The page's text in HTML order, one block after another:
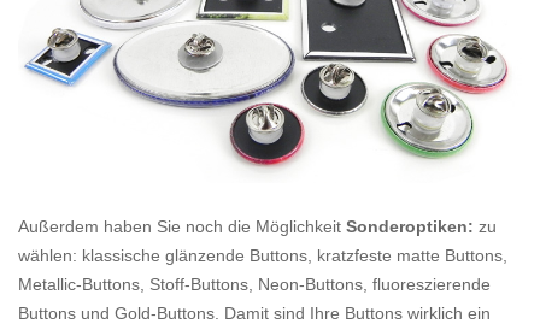
Außerdem haben Sie noch die Möglichkeit Sonderoptiken: zu
wählen: klassische glänzende Buttons, kratzfeste matte Buttons,
Metallic-Buttons, Stoff-Buttons, Neon-Buttons, fluoreszierende
Buttons und Gold-Buttons. Damit sind Ihre Buttons wirklich ein